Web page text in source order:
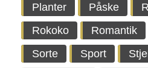
Planter
Påske
Rokoko
Romantik
Sorte
Sport